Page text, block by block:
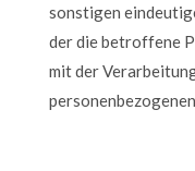
sonstigen
der die betroffene
mit der